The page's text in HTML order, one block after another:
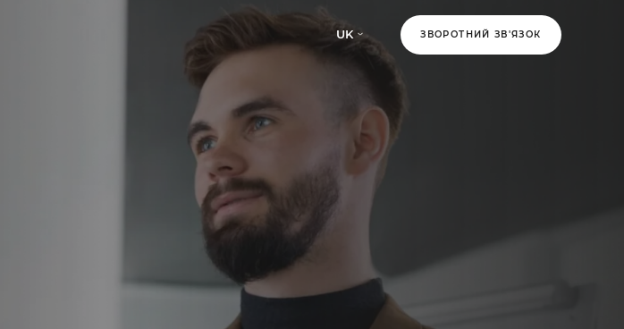
UK ЗВОРОТНИЙ ЗВ'ЯЗОК